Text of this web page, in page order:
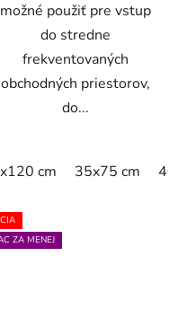
cm 50x75 cm 60x90
možné použiť pre vstup
do stredne
frekventovaných
obchodných priestorov,
do...
cm 35x75 cm
ZA MENEJ